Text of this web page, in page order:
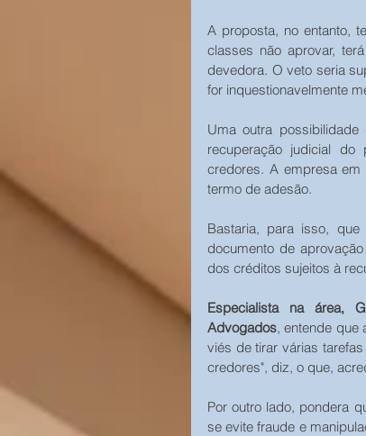
A proposta, no entanto,
classes não aprovar,
devedora. O veto seria
for inquestionavelmente
Uma outra
recuperação judicial
credores. A empresa em
termo de adesão.
Bastaria, para isso,
documento de
dos créditos sujeitos à
Especialista na área,
Advogados, entende que
viés de tirar várias
credores", diz, o que,
Por outro lado, pondera
se evite fraude e